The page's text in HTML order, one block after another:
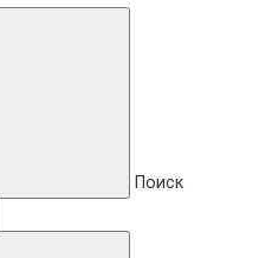
Поиск